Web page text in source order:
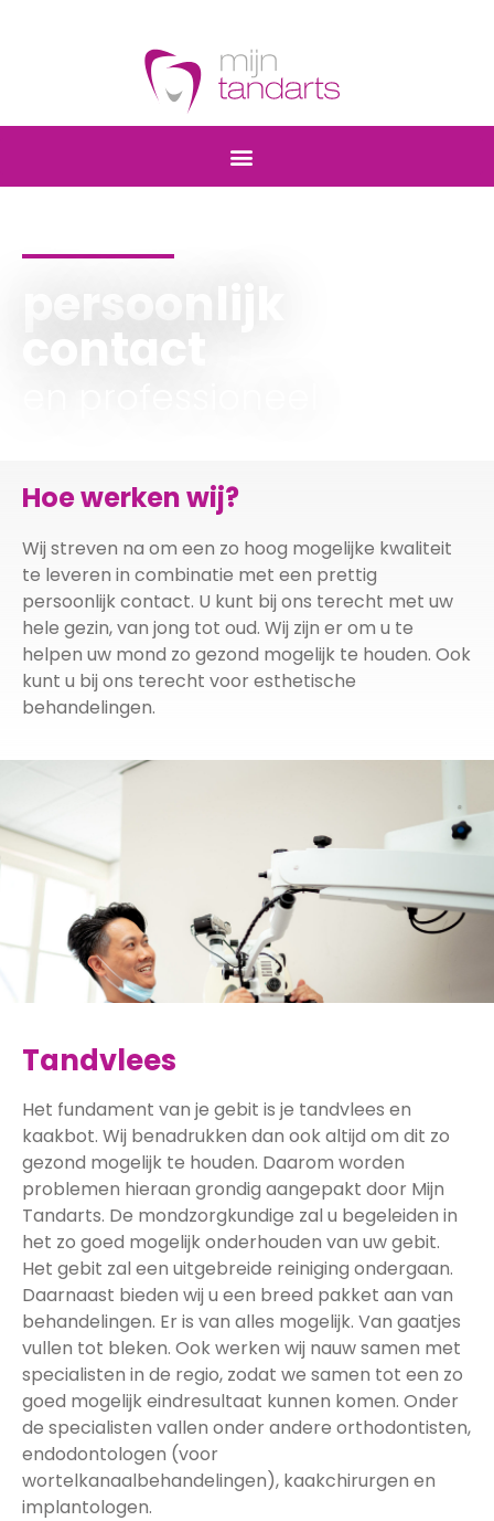
persoonlijk
contact
Hoe werken wij?
Wij streven na om een zo hoog mogelijke kwaliteit
te leveren in combinatie met een prettig
persoonlijk contact. U kunt bij ons terecht met uw
hele gezin, van jong tot oud. Wij zijn er om u te
helpen uw mond zo gezond mogelijk te houden. Ook
kunt u bij ons terecht voor esthetische
behandelingen.
Tandvlees
Het fundament van je gebit is je tandvlees en
kaakbot. Wij benadrukken dan ook altijd om dit zo
gezond mogelijk te houden. Daarom worden
problemen hieraan grondig aangepakt door Mijn
Tandarts. De mondzorgkundige zal u begeleiden in
het zo goed mogelijk onderhouden van uw gebit.
Het gebit zal een uitgebreide reiniging ondergaan.
Daarnaast bieden wij u een breed pakket aan van
behandelingen. Er is van alles mogelijk. Van gaatjes
vullen tot bleken. Ook werken wij nauw samen met
specialisten in de regio, zodat we samen tot een zo
goed mogelijk eindresultaat kunnen komen. Onder
de specialisten vallen onder andere orthodontisten,
endodontologen (voor
wortelkanaalbehandelingen), kaakchirurgen en
implantologen.